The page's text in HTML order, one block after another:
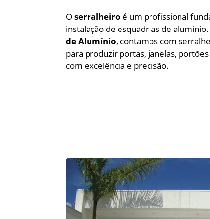
Oserralheiro é um profissional
instalação de esquadrias de
de Alumínio, contamos com
para produzir portas, janelas,
com excelência e precisão.